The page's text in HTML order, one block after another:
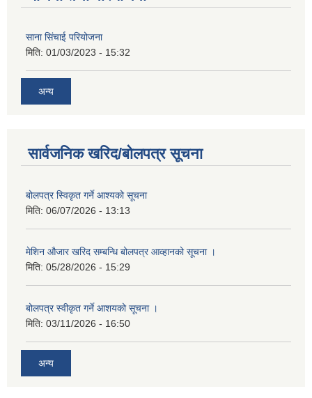
साना सिंचाई परियोजना
मिति: 01/03/2023 - 15:32
अन्य
सार्वजनिक खरिद/बोलपत्र सूचना
बोलपत्र स्विकृत गर्ने आश्यको सूचना
मिति: 06/07/2026 - 13:13
मेशिन औजार खरिद सम्बन्धि बोलपत्र आव्हानको सूचना ।
मिति: 05/28/2026 - 15:29
बोलपत्र स्वीकृत गर्ने आशयको सूचना ।
मिति: 03/11/2026 - 16:50
अन्य